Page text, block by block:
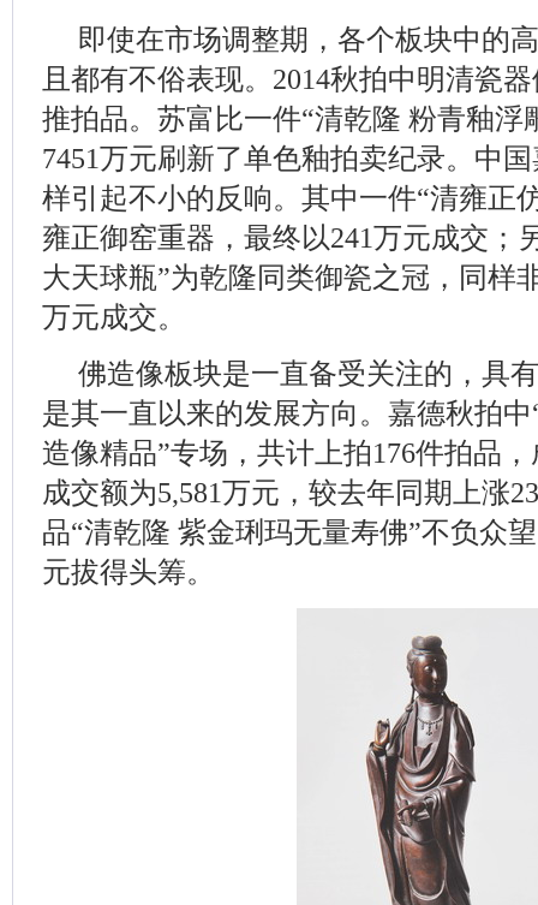
即使在市场调整期，各个板块中的
且都有不俗表现。2014秋拍中明清瓷
推拍品。苏富比一件“清乾隆 粉青釉浮
7451万元刷新了单色釉拍卖纪录。中
样引起不小的反响。其中一件“清雍正
雍正御窑重器，最终以241万元成交；
大天球瓶”为乾隆同类御瓷之冠，同样
万元成交。
佛造像板块是一直备受关注的，具
是其一直以来的发展方向。嘉德秋拍
造像精品”专场，共计上拍176件拍品
成交额为5,581万元，较去年同期上涨
品“清乾隆 紫金琍玛无量寿佛”不负众
元拔得头筹。